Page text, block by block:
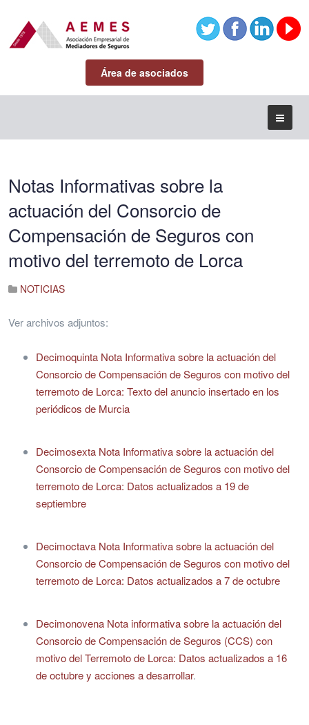
Área de asociados
Notas Informativas sobre la
actuación del Consorcio de
Compensación de Seguros con
motivo del terremoto de Lorca
NOTICIAS
Ver archivos adjuntos:
Decimoquinta Nota Informativa sobre la actuación del
Consorcio de Compensación de Seguros con motivo del
terremoto de Lorca: Texto del anuncio insertado en los
periódicos de Murcia
Decimosexta Nota Informativa sobre la actuación del
Consorcio de Compensación de Seguros con motivo del
terremoto de Lorca: Datos actualizados a 19 de
septiembre
Decimoctava Nota Informativa sobre la actuación del
Consorcio de Compensación de Seguros con motivo del
terremoto de Lorca: Datos actualizados a 7 de octubre
Decimonovena Nota informativa sobre la actuación del
Consorcio de Compensación de Seguros (CCS) con
motivo del Terremoto de Lorca: Datos actualizados a 16
de octubre y acciones a desarrollar.